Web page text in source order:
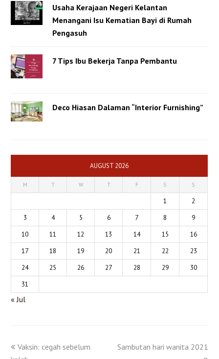
Usaha Kerajaan Negeri Kelantan
Menangani Isu Kematian Bayi di Rumah
Pengasuh
7 Tips Ibu Bekerja Tanpa Pembantu
Deco Hiasan Dalaman “Interior Furnishing”
AUGUST 2026
M T W T F S S
1
2
3
4 5 6 7 8
9
10
11 12 13 14 15
16
17
18 19 20 21 22
23
24
25 26 27 28 29
30
31
« Jul
Vaksin: cegah sebelum
Sambutan hari wanita 2021